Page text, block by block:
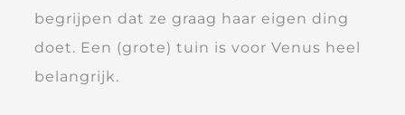
begrijpen dat ze graag haar eigen ding
doet. Een (grote) tuin is voor Venus heel
belangrijk.